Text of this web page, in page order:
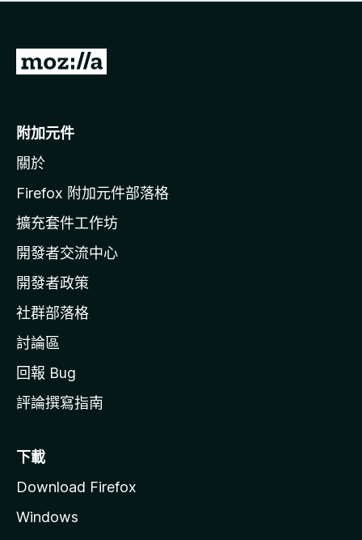
有
前
o
i
l
a
官
網
附加元件
關於
Firefox 附加元件部落格
擴充套件工作坊
開發者交流中心
開發者政策
社群部落格
討論區
回報 Bug
評論撰寫指南
下載
Download Firefox
Windows